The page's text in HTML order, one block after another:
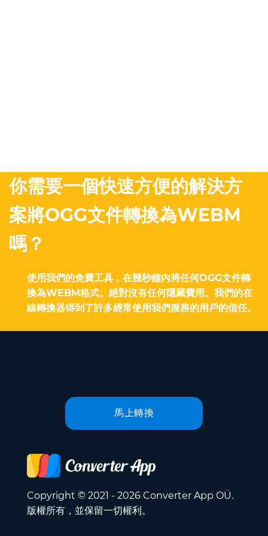
你需要一個快速方便的解決方
案將OGG文件轉換為WEBM
嗎？
使用我們的免費工具，在幾秒鐘內將任何OGG文件轉
換為WEBM格式。絕對沒有任何隱藏費用。我們的在
線轉換器得到了許多經常使用我們服務的用戶的信任。
馬上轉換
Copyright © 2021 - 2026 Converter App OÜ.
版權所有，並保留一切權利。